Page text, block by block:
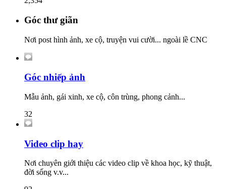
Góc thư giãn
Nơi post hình ảnh, xe cộ, truyện vui cười... ngoài lề CNC
Góc nhiếp ảnh
Mẫu ảnh, gái xinh, xe cộ, côn trùng, phong cảnh...
32
Video clip hay
Nơi chuyên giới thiệu các video clip về khoa học, kỹ thuật,
đời sống v.v...